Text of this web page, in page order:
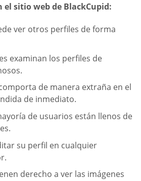
el sitio web de BlackCupid:
ver otros perfiles de forma
examinan los perfiles de
de manera extraña en el
de inmediato.
de usuarios están llenos de
su perfil en cualquier
derecho a ver las imágenes